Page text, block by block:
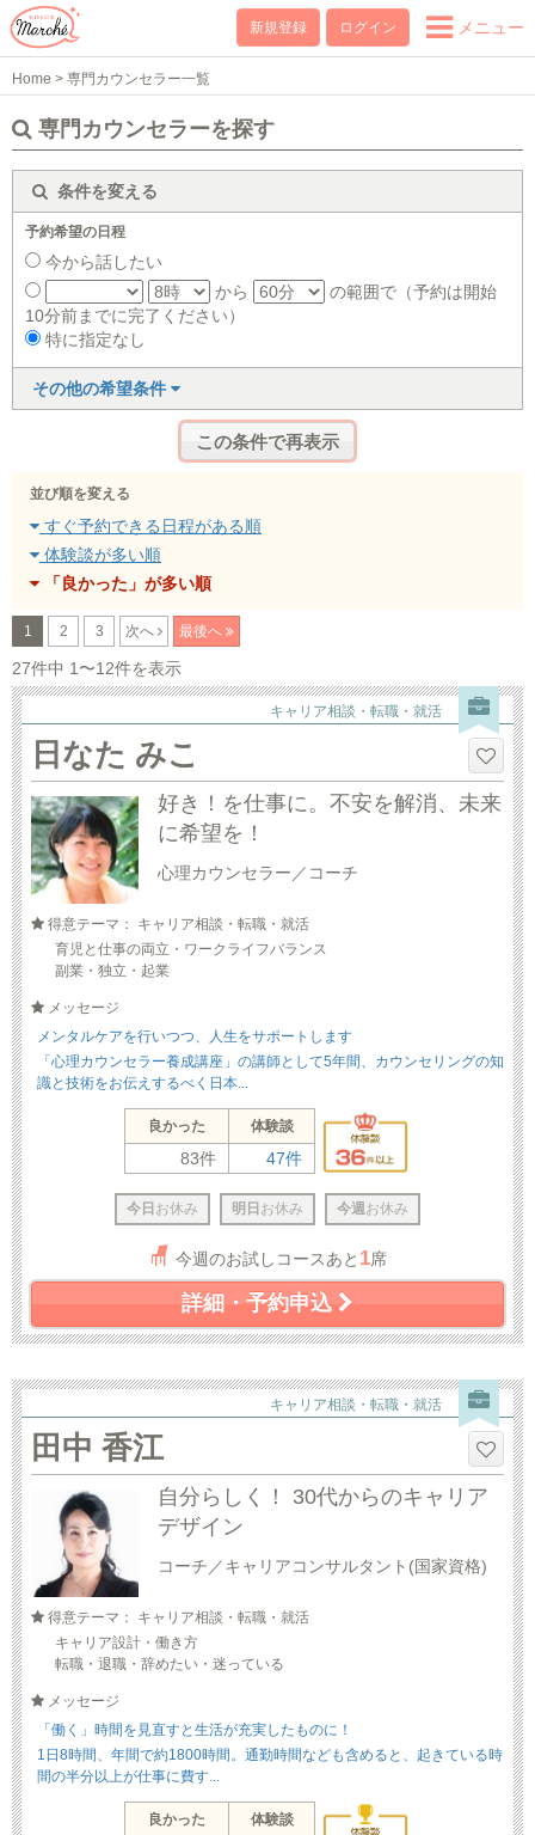
新規登録 ログイン メニュー
Home > 専門カウンセラー一覧
専門カウンセラーを探す
条件を変える
予約希望の日程
今から話したい
から
の範囲で（予約は開始
10分前までに完了ください）
特に指定なし
その他の希望条件
並び順を変える
すぐ予約できる日程がある順
体験談が多い順
「良かった」が多い順
1 2 3 次へ 最後へ
27件中 1〜12件を表示
キャリア相談・転職・就活
日なた みこ
好き！を仕事に。不安を解消、未来
に希望を！
心理カウンセラー／コーチ
得意テーマ： キャリア相談・転職・就活
育児と仕事の両立・ワークライフバランス
副業・独立・起業
メッセージ
メンタルケアを行いつつ、人生をサポートします
「心理カウンセラー養成講座」の講師として5年間、カウンセリングの知
識と技術をお伝えするべく日本...
良かった 体験談
83件 47件
今日 お休み 明日 お休み 今週 お休み
今週のお試しコースあと 1席
詳細・予約申込
キャリア相談・転職・就活
田中 香江
自分らしく！ 30代からのキャリア
デザイン
コーチ／キャリアコンサルタント(国家資格)
得意テーマ： キャリア相談・転職・就活
キャリア設計・働き方
転職・退職・辞めたい・迷っている
メッセージ
「働く」時間を見直すと生活が充実したものに！
1日8時間、年間で約1800時間。通勤時間なども含めると、起きている時
間の半分以上が仕事に費す...
良かった 体験談